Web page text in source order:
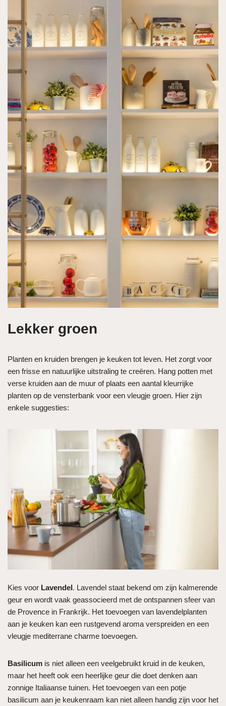
Lekker groen
Planten en kruiden brengen je keuken tot leven. Het zorgt voor
een frisse en natuurlijke uitstraling te creëren. Hang potten met
verse kruiden aan de muur of plaats een aantal kleurrijke
planten op de vensterbank voor een vleugje groen. Hier zijn
enkele suggesties:
Kies voor Lavendel. Lavendel staat bekend om zijn kalmerende
geur en wordt vaak geassocieerd met de ontspannen sfeer van
de Provence in Frankrijk. Het toevoegen van lavendelplanten
aan je keuken kan een rustgevend aroma verspreiden en een
vleugje mediterrane charme toevoegen.
Basilicum is niet alleen een veelgebruikt kruid in de keuken,
maar het heeft ook een heerlijke geur die doet denken aan
zonnige Italiaanse tuinen. Het toevoegen van een potje
basilicum aan je keukenraam kan niet alleen handig zijn voor het